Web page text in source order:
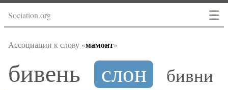
☰
Sociation.org
Ассоциации к слову «мамонт»
бивень слон бивни